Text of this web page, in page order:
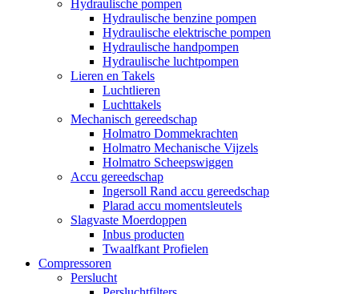
Hydraulische pompen
Hydraulische benzine pompen
Hydraulische elektrische pompen
Hydraulische handpompen
Hydraulische luchtpompen
Lieren en Takels
Luchtlieren
Luchttakels
Mechanisch gereedschap
Holmatro Dommekrachten
Holmatro Mechanische Vijzels
Holmatro Scheepswiggen
Accu gereedschap
Ingersoll Rand accu gereedschap
Plarad accu momentsleutels
Slagvaste Moerdoppen
Inbus producten
Twaalfkant Profielen
Compressoren
Perslucht